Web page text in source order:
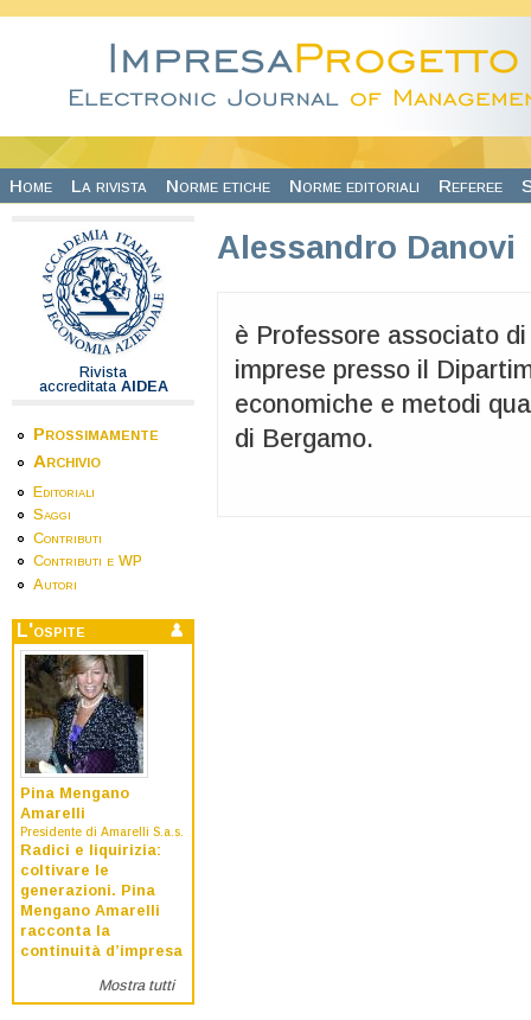
Home La rivista Norme etiche Norme editoriali Referee
Rivista
accreditata AIDEA
Prossimamente
Archivio
Editoriali
Saggi
Contributi
Contributi e WP
Autori
L'ospite
Pina Mengano
Amarelli
Presidente di Amarelli S.a.s.
Radici e liquirizia:
coltivare le
generazioni. Pina
Mengano Amarelli
racconta la
continuità d’impresa
Mostra tutti
Alessandro Danovi
è Professore associato
imprese presso il
economiche e metodi
di Bergamo.